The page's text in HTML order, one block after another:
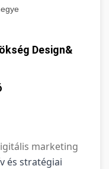
Design&
marketing
és stratégiai